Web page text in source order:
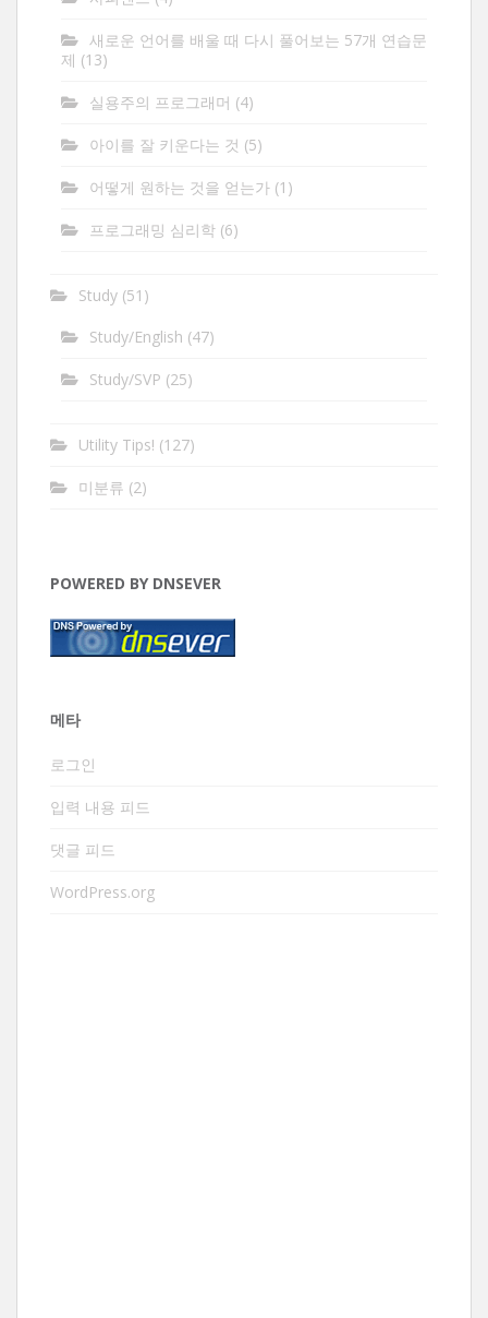
새로운 언어를 배울 때 다시 풀어보는 57개 연습문
제 (13)
실용주의 프로그래머 (4)
아이를 잘 키운다는 것 (5)
어떻게 원하는 것을 얻는가 (1)
프로그래밍 심리학 (6)
Study (51)
Study/English (47)
Study/SVP (25)
Utility Tips! (127)
미분류 (2)
POWERED BY DNSEVER
메타
로그인
입력 내용 피드
댓글 피드
WordPress.org